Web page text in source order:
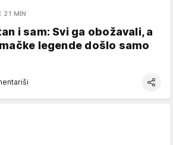
21 MIN
i sam: Svi ga obožavali, a
legende došlo samo